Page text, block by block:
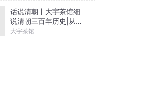
话说清朝丨大宇茶馆细
说清朝三百年历史|从努
尔哈赤到末代皇帝溥仪|
大宇茶馆